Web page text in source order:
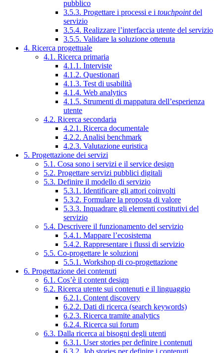
pubblico
3.5.3. Progettare i processi e i touchpointdel
servizio
3.5.4. Realizzare l’interfaccia utente del servizio
3.5.5. Validare la soluzione ottenuta
4. Ricerca progettuale
4.1. Ricerca primaria
4.1.1. Interviste
4.1.2. Questionari
4.1.3. Test di usabilità
4.1.4. Web analytics
4.1.5. Strumenti di mappatura dell’esperienza
utente
4.2. Ricerca secondaria
4.2.1. Ricerca documentale
4.2.2. Analisi benchmark
4.2.3. Valutazione euristica
5. Progettazione dei servizi
5.1. Cosa sono i servizi e il service design
5.2. Progettare servizi pubblici digitali
5.3. Definire il modello di servizio
5.3.1. Identificare gli attori coinvolti
5.3.2. Formulare la proposta di valore
5.3.3. Inquadrare gli elementi costitutivi del
servizio
5.4. Descrivere il funzionamento del servizio
5.4.1. Mappare l’ecosistema
5.4.2. Rappresentare i flussi di servizio
5.5. Co-progettare le soluzioni
5.5.1. Workshop di co-progettazione
6. Progettazione dei contenuti
6.1. Cos’è il content design
6.2. Ricerca utente sui contenuti e il linguaggio
6.2.1. Content discovery
6.2.2. Dati di ricerca (search keywords)
6.2.3. Ricerca tramite analytics
6.2.4. Ricerca sui forum
6.3. Dalla ricerca ai bisogni degli utenti
6.3.1. User stories per definire i contenuti
6.3.2. Job stories per definire i contenuti